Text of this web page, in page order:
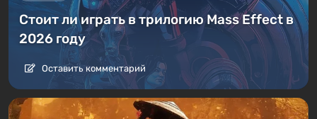
Стоит ли играть в трилогию Mass Effect в
2026 году
Оставить комментарий